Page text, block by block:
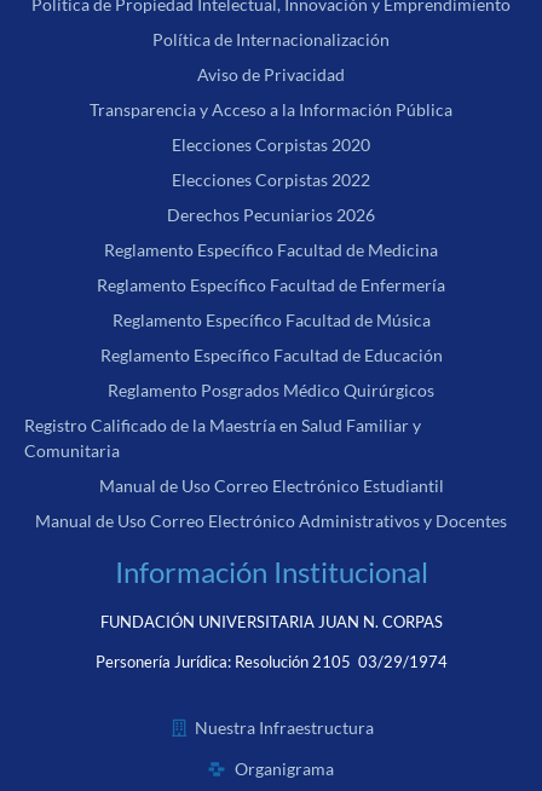
Política de Internacionalización
Aviso de Privacidad
Transparencia y Acceso a la Información Pública
Elecciones Corpistas 2020
Elecciones Corpistas 2022
Derechos Pecuniarios 2026
Reglamento Específico Facultad de Medicina
Reglamento Específico Facultad de Enfermería
Reglamento Específico Facultad de Música
Reglamento Específico Facultad de Educación
Reglamento Posgrados Médico Quirúrgicos
Registro Calificado de la Maestría en Salud Familiar y
Comunitaria
Manual de Uso Correo Electrónico Estudiantil
Manual de Uso Correo Electrónico Administrativos y Docentes
Información Institucional
FUNDACIÓN UNIVERSITARIA JUAN N. CORPAS
Personería Jurídica: Resolución 2105 03/29/1974
Nuestra Infraestructura
Organigrama